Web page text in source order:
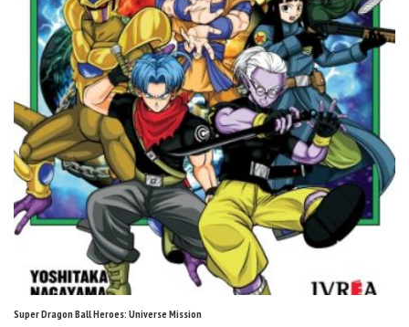
Super Dragon Ball Heroes: Universe Mission